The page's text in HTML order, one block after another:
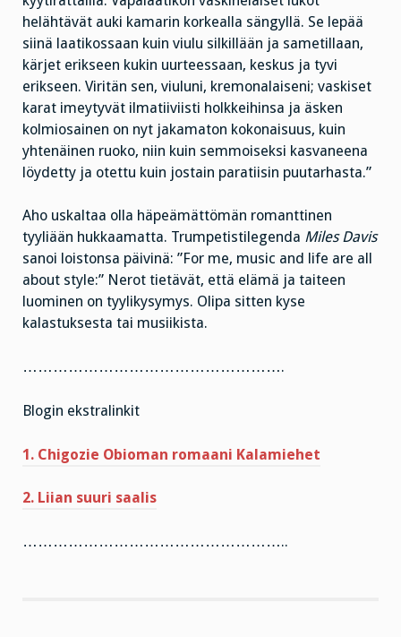
helähtävät auki kamarin korkealla sängyllä. Se lepää
siinä laatikossaan kuin viulu silkillään ja sametillaan,
kärjet erikseen kukin uurteessaan, keskus ja tyvi
erikseen. Viritän sen, viuluni, kremonalaiseni; vaskiset
karat imeytyvät ilmatiiviisti holkkeihinsa ja äsken
kolmiosainen on nyt jakamaton kokonaisuus, kuin
yhtenäinen ruoko, niin kuin semmoiseksi kasvaneena
löydetty ja otettu kuin jostain paratiisin puutarhasta.”
Aho uskaltaa olla häpeämättömän romanttinen
tyyliään hukkaamatta. Trumpetistilegenda Miles Davis
sanoi loistonsa päivinä: ”For me, music and life are all
about style:” Nerot tietävät, että elämä ja taiteen
luominen on tyylikysymys. Olipa sitten kyse
kalastuksesta tai musiikista.
…………………………………………….
Blogin ekstralinkit
1. Chigozie Obioman romaani Kalamiehet
2. Liian suuri saalis
……………………………………………..